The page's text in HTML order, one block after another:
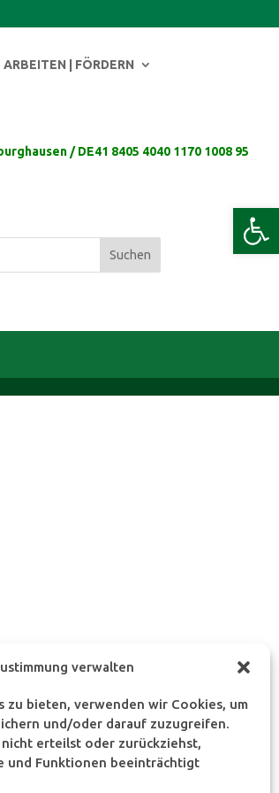
verwalten
zu bieten, verwenden wir Cookies, um
und/oder darauf zuzugreifen.
erteilst oder zurückziehst,
und Funktionen beeinträchtigt
ARBEITEN | FÖRDERN
/ DE41 8405 4040 1170 1008 95